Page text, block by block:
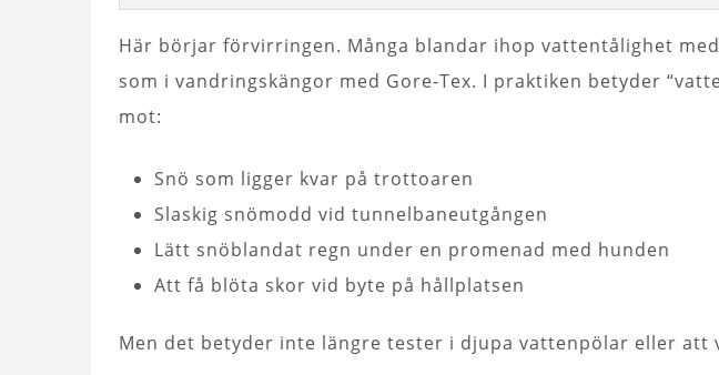
Här börjar förvirringen. Många blandar ihop vattentålighet
som i vandringskängor med Gore-Tex. I praktiken betyder
mot:
Snö som ligger kvar på trottoaren
Slaskig snömodd vid tunnelbaneutgången
Lätt snöblandat regn under en promenad med hunden
Att få blöta skor vid byte på hållplatsen
Men det betyder inte längre tester i djupa vattenpölar eller att